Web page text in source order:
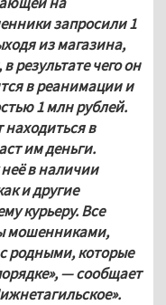
запросили 1
из магазина,
результате чего он
в реанимации и
1 млн рублей.
находиться в
им деньги.
в наличии
и другие
курьеру. Все
мошенниками,
родными, которые
— сообщает